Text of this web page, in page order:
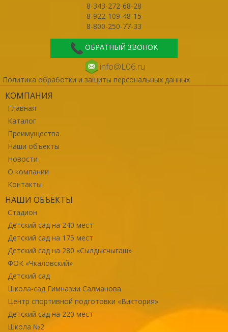
8-343-272-68-28
8-922-109-48-15
8-800-250-77-33
ОБРАТНЫЙ ЗВОНОК
info@L06.ru
Политика обработки и защиты персональных данных
КОМПАНИЯ
Главная
Каталог
Преимущества
Наши объекты
Новости
О компании
Контакты
НАШИ ОБЪЕКТЫ
Стадион
Детский сад на 240 мест
Детский сад на 175 мест
Детский сад на 280 «Сылдысчыгаш»
ФОК «Чкаловский»
Детский сад
Школа-сад Гимназии Салманова
Центр спортивной подготовки «Виктория»
Детский сад на 220 мест
Школа №2